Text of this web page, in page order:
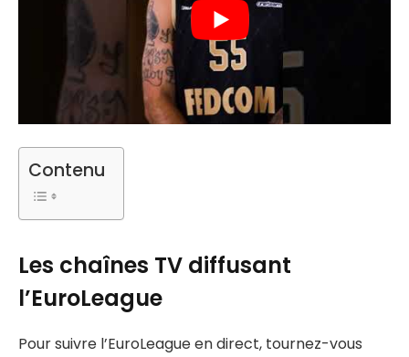
Contenu
Les chaînes TV diffusant
l’EuroLeague
Pour suivre l’EuroLeague en direct, tournez-vous